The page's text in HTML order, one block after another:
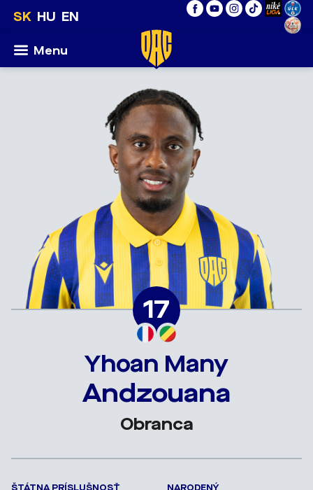
SK HU EN
Menu
17
Yhoan Many
Andzouana
Obranca
ŠTÁTNA PRÍSLUŠNOSŤ NARODENÝ